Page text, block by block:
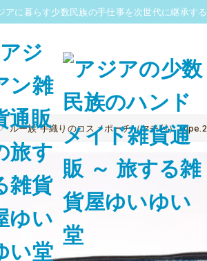
アに暮らす少数民族の手仕事を次世代に継承する
ルー族 手織りのコスメポーチ（マチ付）Type.2